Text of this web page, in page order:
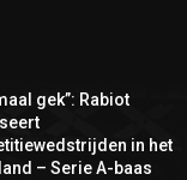
gek”: Rabiot
in het
– Serie A-baas